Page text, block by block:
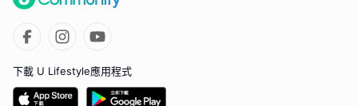
下載 U Lifestyle應用程式